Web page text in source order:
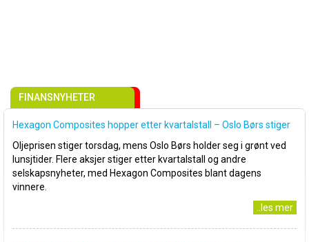
FINANSNYHETER
Hexagon Composites hopper etter kvartalstall – Oslo Børs stiger
Oljeprisen stiger torsdag, mens Oslo Børs holder seg i grønt ved
lunsjtider. Flere aksjer stiger etter kvartalstall og andre
selskapsnyheter, med Hexagon Composites blant dagens
vinnere.
..les mer